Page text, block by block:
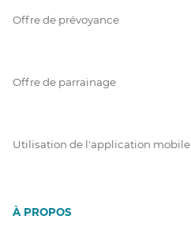
Offre de prévoyance
Offre de parrainage
Utilisation de l'application mobile
À PROPOS